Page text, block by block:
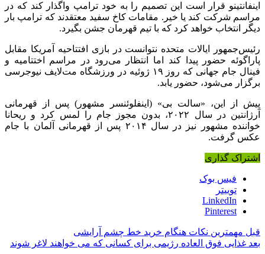
اینفانتینو قرار است این تصمیم را به خود ترامپ واگذار کند که در
مراسم شرکت کند یا خیر. مقامات کاخ سفید معتقدند که ترامپ بار
دیگر انتخاب خواهد کرد که با تیم قهرمان جشن بگیرد.
رئیس‌جمهور ایالات متحده نتوانست در بازی افتتاحیه آمریکا مقابل
پاراگوئه حضور پیدا کند اما انتظار می‌رود در مراسم اختتامیه و
فینال جام جهانی که روز ۱۹ ژوئیه در ورزشگاه مت‌لایف نیوجرسی
برگزار می‌شود، حضور یابد.
پیش از این، «سالت بی» (اینفلوئنسر مشهور) پس از قهرمانی
آرژانتین در سال ۲۰۲۲، بدون مجوز جام را لمس کرد و ریحانا
خواننده مشهور نیز در سال ۲۰۱۴ پس از قهرمانی آلمان با جام
عکس گرفت.
اشتراک گذاری
فیس بوک
توییتر
LinkedIn
Pinterest
قبل مهمترین نکات هنگام خرید خط چشم آرایشی
بعد غذایی فوق العاده رژیمی برای کسانی که می خواهند لاغر شوند